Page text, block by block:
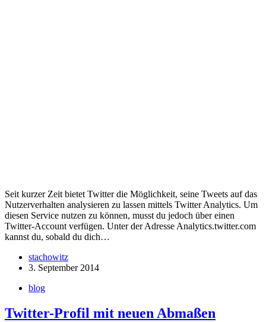
Seit kurzer Zeit bietet Twitter die Möglichkeit, seine Tweets auf das
Nutzerverhalten analysieren zu lassen mittels Twitter Analytics. Um
diesen Service nutzen zu können, musst du jedoch über einen
Twitter-Account verfügen. Unter der Adresse Analytics.twitter.com
kannst du, sobald du dich…
stachowitz
3. September 2014
blog
Twitter-Profil mit neuen Abmaßen